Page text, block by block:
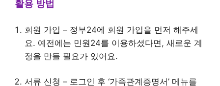
활용 방법
회원 가입 – 정부24에 회원 가입을 먼저 해주세
요. 예전에는 민원24를 이용하셨다면, 새로운 계
정을 만들 필요가 있어요.
서류 신청 – 로그인 후 ‘가족관계증명서’ 메뉴를